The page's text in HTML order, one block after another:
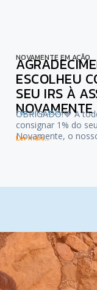
NOVAMENTE EM AÇÃO
ESCOLHEU
SEU IRS À
NOVAMENTE
1 de Julho, 2026
OBRIGADO!💙 A
consignar 1% do
Novamente, o
Ler mais...